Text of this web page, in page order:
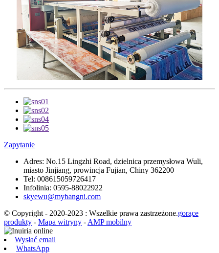
Zapytanie
Adres: No.15 Lingzhi Road, dzielnica przemysłowa Wuli,
miasto Jinjiang, prowincja Fujian, Chiny 362200
Tel: 008615059726417
Infolinia: 0595-88022922
skyewu@mybangni.com
© Copyright - 2020-2023 : Wszelkie prawa zastrzeżone.gorące
produkty - Mapa witryny - AMP mobilny
Wysłać email
WhatsApp